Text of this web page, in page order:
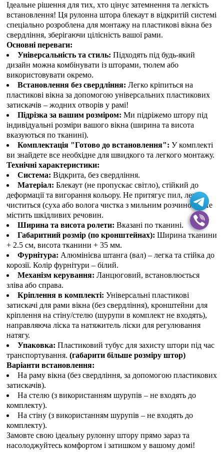
Ідеальне рішення для тих, хто цінує затемнення та легкість
встановлення! Ця рулонна штора блекаут в відкритій системі
спеціально розроблена для монтажу на пластикові вікна без
свердління, зберігаючи цілісність вашої рами.
Основні переваги:
Універсальність та стиль: Підходять під будь-який
дизайн можна комбінувати із шторами, тюлем або
використовувати окремо.
Встановлення без свердління: Легко кріпиться на
пластикові вікна за допомогою універсальних пластикових
затискачів – жодних отворів у рамі!
Підрізка за вашим розміром: Ми підріжемо штору під
індивідуальні розміри вашого вікна (ширина та висота
вказуються по тканині).
Комплектація "Готово до встановлення": У комплекті
ви знайдете все необхідне для швидкого та легкого монтажу.
Технічні характеристики:
Система: Відкрита, без свердління.
Матеріал: Блекаут (не пропускає світло), стійкий до
деформації та вигорання кольору. Не притягує пил, легко
чиститься (суха або волога чистка з мильним розчином). Не
містить шкідливих речовин.
Ширина та висота ролети: Вказані по тканині.
Габаритний розмір (по кронштейнах): Ширина тканини
+ 2.5 см, висота тканини + 35 мм.
Фурнітура: Алюмінієва штанга (вал) – легка та стійка до
корозії. Колір фурнітури – білий.
Механізм керування: Ланцюговий, встановлюється
зліва або справа.
Кріплення в комплекті: Універсальні пластикові
затискачі для рами вікна (без свердління), кронштейни для
кріплення на стіну/стелю (шурупи в комплект не входять),
направляюча ліска та натяжитель ліски для регулювання
натягу.
Упаковка: Пластиковий тубус для захисту штори під час
транспортування.(габарити більше розміру штор)
Варіанти встановлення:
На раму вікна (без свердління, за допомогою пластикових
затискачів).
На стелю (з використанням шурупів – не входять до
комплекту).
На стіну (з використанням шурупів – не входять до
комплекту).
Замовте свою ідеальну рулонну штору прямо зараз та
насолоджуйтесь комфортом і затишком у вашому домі!